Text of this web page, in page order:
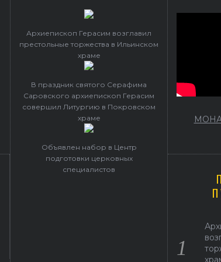
В праздник святого Серафима Саровского архиепископ
Архиепископ Герасим возглавил
престольные торжества в Ильинском
храме
В праздник святого Серафима
Саровского архиепископ Герасим
совершил Литургию в Покровском
храме
Объявлен набор в Центр
подготовки церковных
специалистов